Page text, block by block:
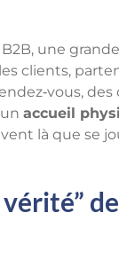
une
clients,
accueil
là que se